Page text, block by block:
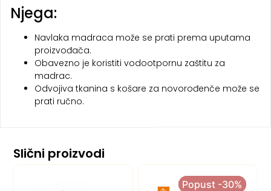
Njega:
Navlaka madraca može se prati prema uputama
proizvođača.
Obavezno je koristiti vodootpornu zaštitu za
madrac.
Odvojiva tkanina s košare za novorođenče može se
prati ručno.
Slični proizvodi
Popust -30%
Popust -30%